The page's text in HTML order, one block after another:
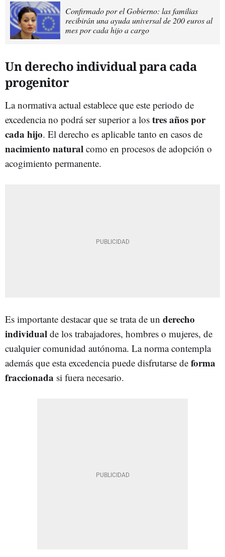
Confirmado por el Gobierno: las familias
recibirán una ayuda universal de 200 euros al
mes por cada hijo a cargo
Un derecho individual para cada
progenitor
La normativa actual establece que este periodo de
excedencia no podrá ser superior a los tres años por
cada hijo. El derecho es aplicable tanto en casos de
nacimiento natural como en procesos de adopción o
acogimiento permanente.
Es importante destacar que se trata de un derecho
individual de los trabajadores, hombres o mujeres, de
cualquier comunidad autónoma. La norma contempla
además que esta excedencia puede disfrutarse de forma
fraccionada si fuera necesario.